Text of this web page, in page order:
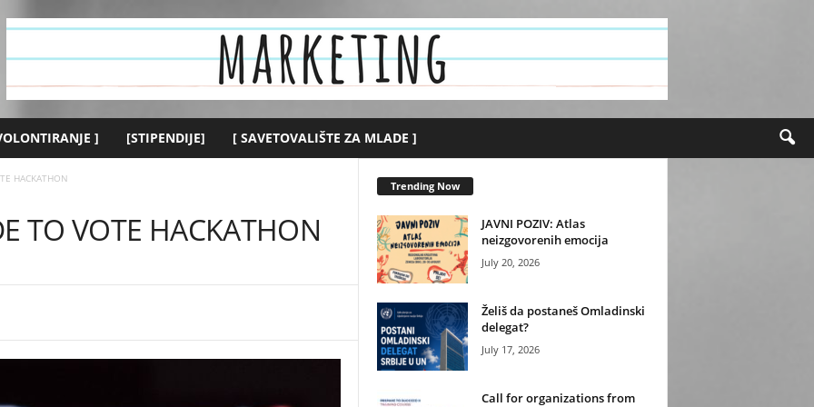
] [STIPENDIJE] [ SAVETOVALIŠTE ZA MLADE ]
HACKATHON
TO VOTE HACKATHON
Trending Now
JAVNI POZIV: Atlas
neizgovorenih emocija
July 20, 2026
Želiš da postaneš Omladinski
delegat?
July 17, 2026
Call for organizations from